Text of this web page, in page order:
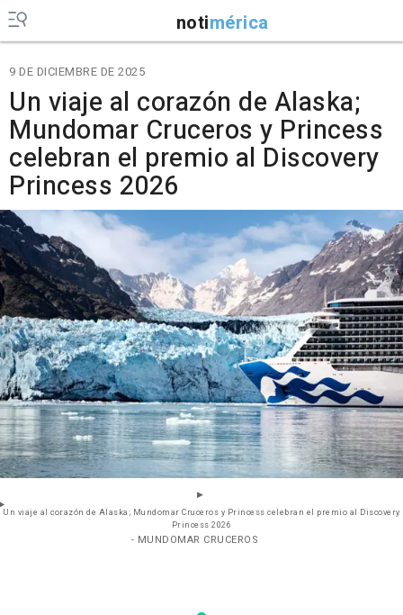
notimérica
9 DE DICIEMBRE DE 2025
Un viaje al corazón de Alaska;
Mundomar Cruceros y Princess
celebran el premio al Discovery
Princess 2026
Un viaje al corazón de Alaska; Mundomar Cruceros y Princess celebran el premio al Discovery
Princess 2026
- MUNDOMAR CRUCEROS